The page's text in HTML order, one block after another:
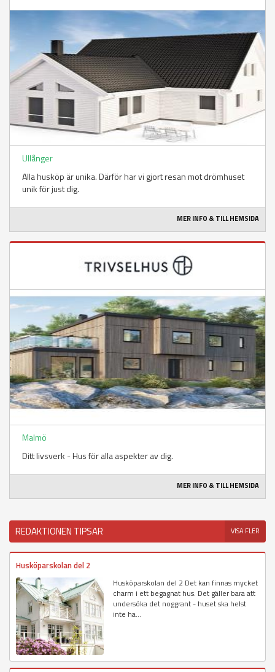
Ullånger
Alla husköp är unika. Därför har vi gjort resan mot drömhuset
unik för just dig.
MER INFO & TILL HEMSIDA
Malmö
Ditt livsverk - Hus för alla aspekter av dig.
MER INFO & TILL HEMSIDA
REDAKTIONEN TIPSAR VISA FLER
Husköparskolan del 2
Husköparskolan del 2 Det kan finnas mycket
charm i ett begagnat hus. Det gäller bara att
undersöka det noggrant - huset ska helst
inte ha...